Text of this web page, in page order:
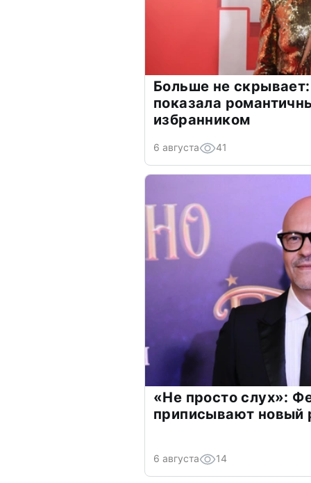
Больше не
показала
избранником
6 августа 41
«Не просто слух»:
приписывают новый
6 августа 14